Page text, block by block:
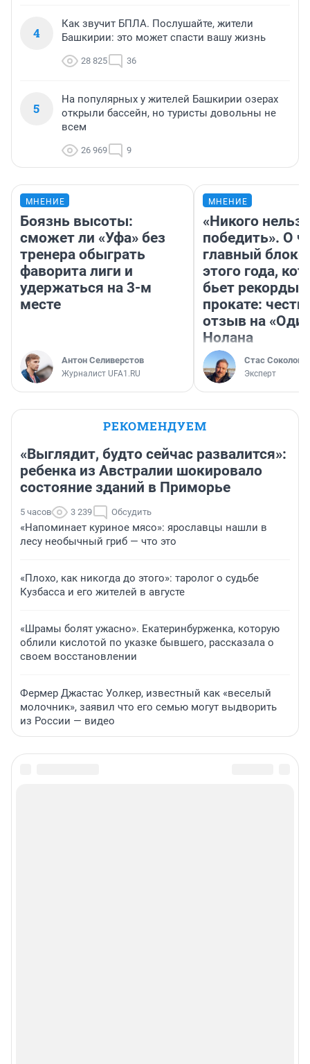
4
Как звучит БПЛА. Послушайте, жители
Башкирии: это может спасти вашу жизнь
28 825 36
5
На популярных у жителей Башкирии озерах
открыли бассейн, но туристы довольны не
всем
26 969 9
МНЕНИЕ
Боязнь высоты:
сможет ли «Уфа» без
тренера обыграть
фаворита лиги и
удержаться на 3-м
месте
Антон Селиверстов
Журналист UFA1.RU
МНЕНИЕ
«Никого нельзя
победить». О
главный
этого года,
бьет рекорды в
прокате:
отзыв на
Нолана
Стас Соколов
Эксперт
РЕКОМЕНДУЕМ
«Выглядит, будто сейчас развалится»:
ребенка из Австралии шокировало
состояние зданий в Приморье
5 часов 3 239 Обсудить
«Напоминает куриное мясо»: ярославцы нашли в
лесу необычный гриб — что это
«Плохо, как никогда до этого»: таролог о судьбе
Кузбасса и его жителей в августе
«Шрамы болят ужасно». Екатеринбурженка, которую
облили кислотой по указке бывшего, рассказала о
своем восстановлении
Фермер Джастас Уолкер, известный как «веселый
молочник», заявил что его семью могут выдворить
из России — видео